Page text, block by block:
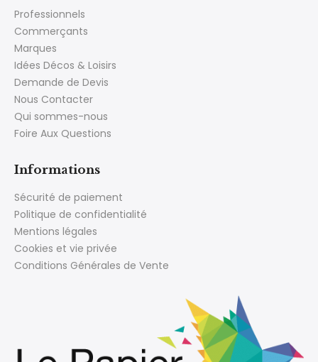
Professionnels
Commerçants
Marques
Idées Décos & Loisirs
Demande de Devis
Nous Contacter
Qui sommes-nous
Foire Aux Questions
Informations
Sécurité de paiement
Politique de confidentialité
Mentions légales
Cookies et vie privée
Conditions Générales de Vente